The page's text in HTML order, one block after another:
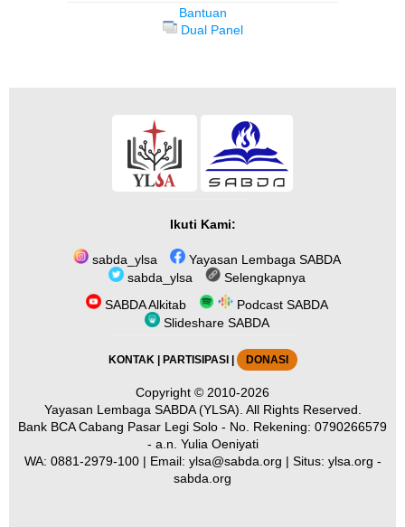
Bantuan
Dual Panel
Ikuti Kami:
sabda_ylsa
Yayasan Lembaga SABDA
sabda_ylsa
Selengkapnya
SABDA Alkitab
Podcast SABDA
Slideshare SABDA
KONTAK| PARTISIPASI DONASI
Copyright © 2010-2026
Yayasan Lembaga SABDA (YLSA). All Rights Reserved.
Bank BCA Cabang Pasar Legi Solo - No. Rekening: 0790266579
- a.n. Yulia Oeniyati
WA: 0881-2979-100| Email: ylsa@sabda.org | Situs: ylsa.org -
sabda.org